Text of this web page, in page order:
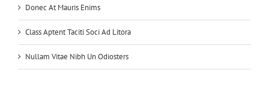
Donec At Mauris Enims
Class Aptent Taciti Soci Ad Litora
Nullam Vitae Nibh Un Odiosters